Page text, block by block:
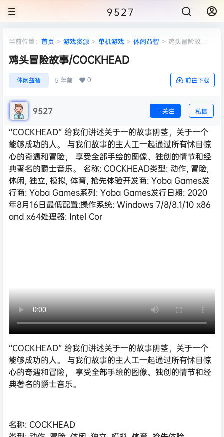
9527
当前位置： 首页 > 游戏资源 > 单机游戏 > 休闲益智 > 鸡头冒险故
鸡头冒险故事/COCKHEAD
休闲益智 5 年前 0 前往下载
9527 关注 私信
“COCKHEAD” 给我们讲述关于一的故事阴茎，关于一个
能够成功的人。 与我们故事的主人工一起通过所有怵目惊
心的奇遇和冒险， 享受全部手绘的图像、独创的情节和经
典著名的爵士音乐。 名称: COCKHEAD类型: 动作, 冒险,
休闲, 独立, 模拟, 体育, 抢先体验开发商: Yoba Games发
行商: Yoba Games系列: Yoba Games发行日期: 2020
年8月16日最低配置:操作系统: Windows 7/8/8.1/10 x86
and x64处理器: Intel Cor
“COCKHEAD” 给我们讲述关于一的故事阴茎，关于一个
能够成功的人。 与我们故事的主人工一起通过所有怵目惊
心的奇遇和冒险， 享受全部手绘的图像、独创的情节和经
典著名的爵士音乐。
名称: COCKHEAD